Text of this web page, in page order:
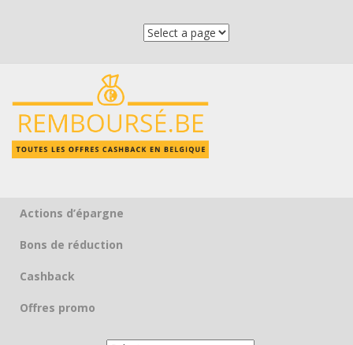
Skip to content
Actions d’épargne
Bons de réduction
Cashback
Offres promo